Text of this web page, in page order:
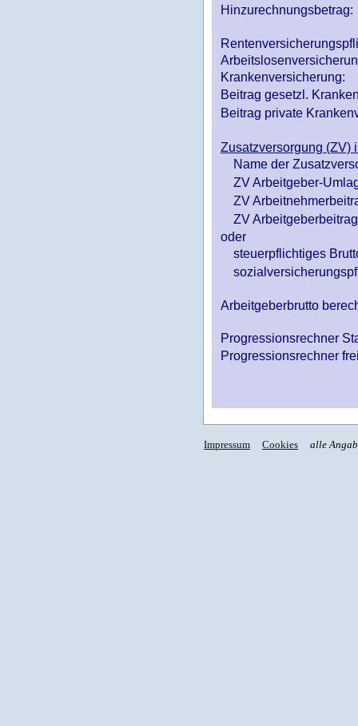
Hinzurechnungsbetrag:
Krankenversicherung:
Beitrag gesetzl.
Beitrag private
Zusatzversorgung (ZV)
Name der
ZV Arbeitgeber-
ZV
ZV
oder
steuerpflichtiges
Arbeitgeberbrutto
Progressionsrechner
Progressionsrechner
Impressum Cookies alle